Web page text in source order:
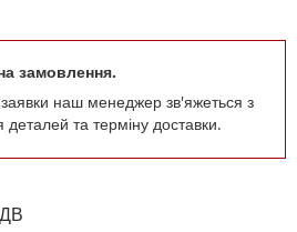
замовлення.
наш менеджер зв'яжеться з
та терміну доставки.